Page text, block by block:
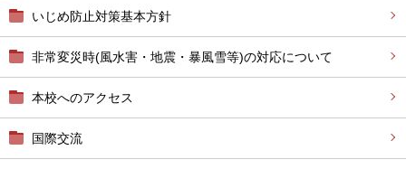
いじめ防止対策基本方針
非常変災時(風水害・地震・暴風雪等)の対応について
本校へのアクセス
国際交流